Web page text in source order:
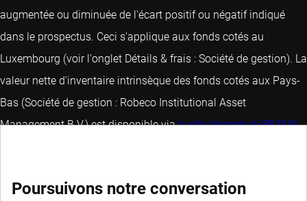
augmentée ou diminuée de l'écart positif ou négatif indiqué
dans le prospectus. Ceci s'applique aux fonds cotés au
Luxembourg (voir l'onglet Détails & frais : Société de gestion). La
valeur nette d'inventaire intrinsèque des fonds cotés aux Pays-
Bas (Société de gestion : Robeco Institutional Asset
Management B.V.) est disponible viale site Internet de BEAMA.
Poursuivons notre conversation